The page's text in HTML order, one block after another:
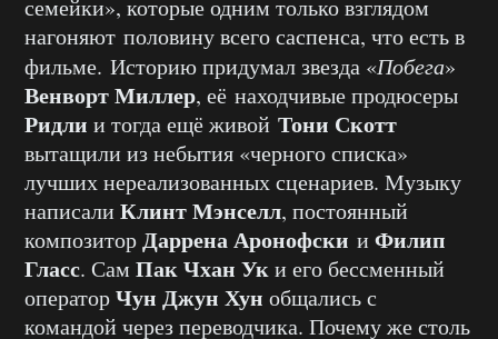
семейки», которые одним только взглядом
нагоняют половину всего саспенса, что есть в
фильме. Историю придумал звезда «Побега»
Венворт Миллер, её находчивые продюсеры
Ридли и тогда ещё живой Тони Скотт
вытащили из небытия «черного списка»
лучших нереализованных сценариев. Музыку
написали Клинт Мэнселл, постоянный
композиторДаррена Аронофски и Филип
Гласс. Сам Пак Чхан Уки его бессменный
операторЧун Джун Хун общались с
командой через переводчика. Почему же столь